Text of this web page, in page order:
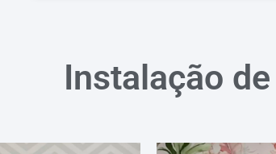
Instalação